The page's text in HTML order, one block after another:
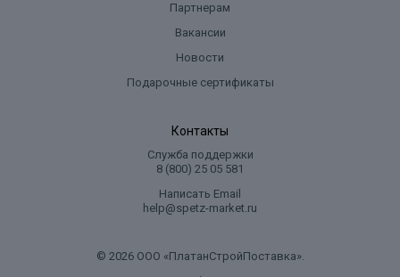
Партнерам
Вакансии
Новости
Подарочные сертификаты
Контакты
Служба поддержки
8 (800) 25 05 581
Написать Email
help@spetz-market.ru
© 2026 ООО «ПлатанСтройПоставка».
.